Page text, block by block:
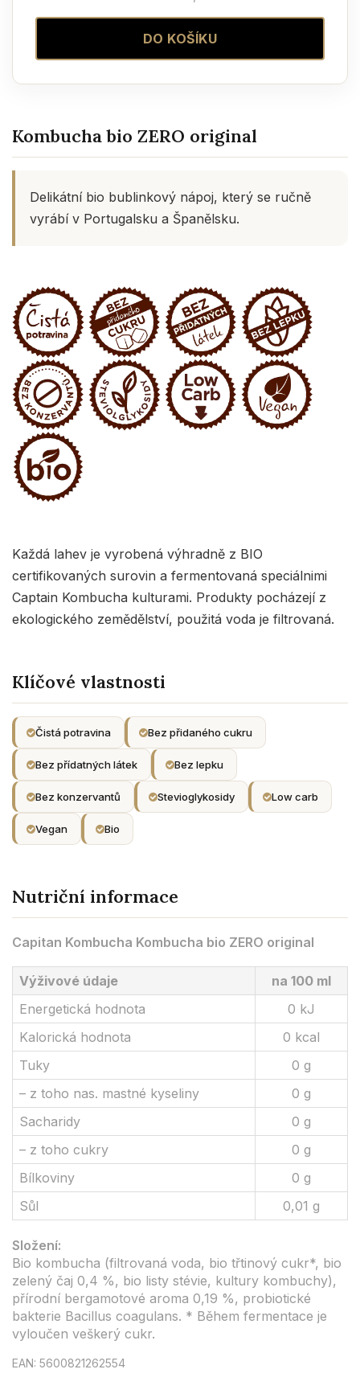
DO KOŠÍKU
Kombucha bio ZERO original
Delikátní bio bublinkový nápoj, který se ručně
vyrábí v Portugalsku a Španělsku.
Každá lahev je vyrobená výhradně z BIO
certifikovaných surovin a fermentovaná speciálnimi
Captain Kombucha kulturami. Produkty pocházejí z
ekologického zemědělství, použitá voda je filtrovaná.
Klíčové vlastnosti
Čistá potravina Bez přidaného cukru
Bez přídatných látek Bez lepku
Bez konzervantů Stevioglykosidy Low carb
Vegan Bio
Nutriční informace
Capitan Kombucha Kombucha bio ZERO original
Výživové údaje
na 100 ml
Energetická hodnota
0 kJ
Kalorická hodnota
0 kcal
Tuky
0 g
– z toho nas. mastné kyseliny
0 g
Sacharidy
0 g
– z toho cukry
0 g
Bílkoviny
0 g
Sůl
0,01 g
Složení:
Bio kombucha (filtrovaná voda, bio třtinový cukr*, bio
zelený čaj 0,4 %, bio listy stévie, kultury kombuchy),
přírodní bergamotové aroma 0,19 %, probiotické
bakterie Bacillus coagulans. * Během fermentace je
vyloučen veškerý cukr.
EAN: 5600821262554